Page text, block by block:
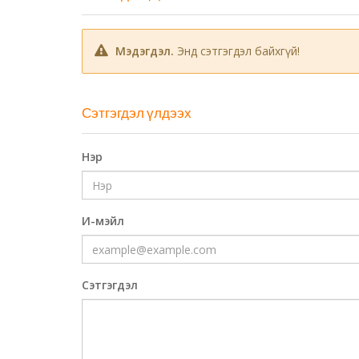
Мэдэгдэл. Энд сэтгэгдэл байхгүй!
Сэтгэгдэл үлдээх
Нэр
И-мэйл
Сэтгэгдэл